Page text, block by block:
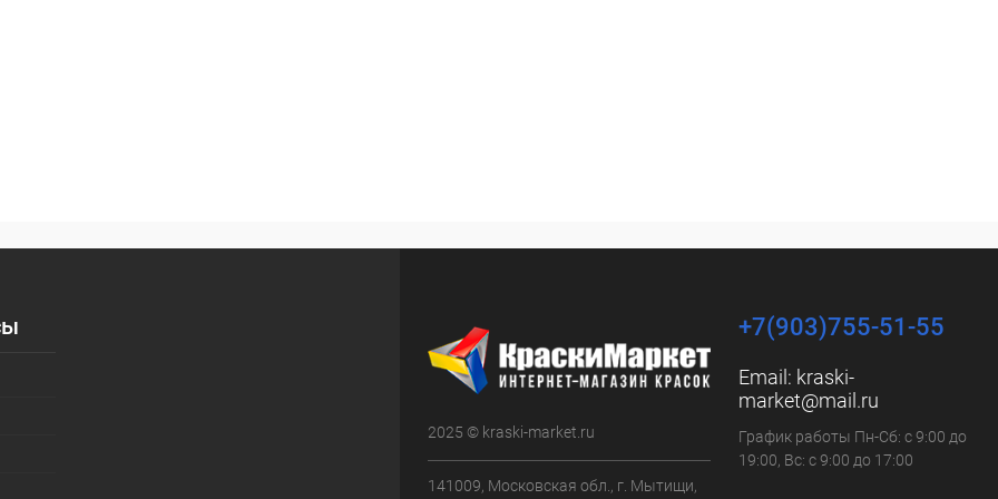
2025 © kraski-market.ru
141009, Московская обл., г. Мытищи,
+7(903)755-51-55
Email: kraski-
market@mail.ru
График работы Пн-Сб: с 9:00 до
19:00, Вс: с 9:00 до 17:00